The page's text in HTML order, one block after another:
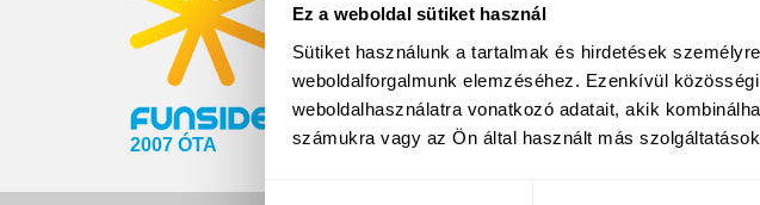
Ez a weboldal sütiket használ
Sütiket használunk a tartalmak és hirdetések
weboldalforgalmunk elemzéséhez. Ezenkívül
weboldalhasználatra vonatkozó adatait, akik
számukra vagy az Ön által használt más
Hozzájárulás
2007 ÓTA
Helyszín
Jelentkezés és ÁSZF